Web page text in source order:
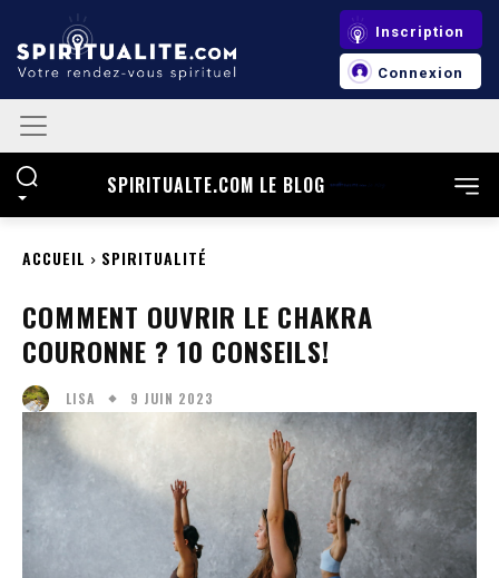
Inscription
Connexion
SPIRITUALTE.COM LE BLOG
ACCUEIL SPIRITUALITÉ
COMMENT OUVRIR LE CHAKRA
COURONNE ? 10 CONSEILS!
LISA 9 JUIN 2023